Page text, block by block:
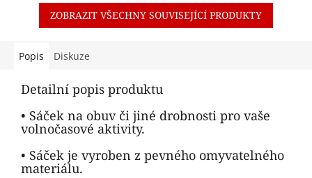
ZOBRAZIT VŠECHNY SOUVISEJÍCÍ PRODUKTY
Popis Diskuze
Detailní popis produktu
• Sáček na obuv či jiné drobnosti pro vaše
volnočasové aktivity.
• Sáček je vyroben z pevného omyvatelného
materiálu.